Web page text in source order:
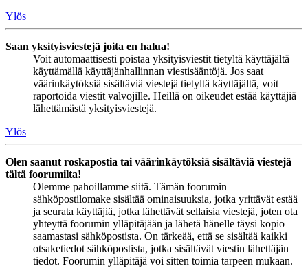
Ylös
Saan yksityisviestejä joita en halua!
Voit automaattisesti poistaa yksityisviestit tietyltä käyttäjältä
käyttämällä käyttäjänhallinnan viestisääntöjä. Jos saat
väärinkäytöksiä sisältäviä viestejä tietyltä käyttäjältä, voit
raportoida viestit valvojille. Heillä on oikeudet estää käyttäjiä
lähettämästä yksityisviestejä.
Ylös
Olen saanut roskapostia tai väärinkäytöksiä sisältäviä viestejä
tältä foorumilta!
Olemme pahoillamme siitä. Tämän foorumin
sähköpostilomake sisältää ominaisuuksia, jotka yrittävät estää
ja seurata käyttäjiä, jotka lähettävät sellaisia viestejä, joten ota
yhteyttä foorumin ylläpitäjään ja lähetä hänelle täysi kopio
saamastasi sähköpostista. On tärkeää, että se sisältää kaikki
otsaketiedot sähköpostista, jotka sisältävät viestin lähettäjän
tiedot. Foorumin ylläpitäjä voi sitten toimia tarpeen mukaan.